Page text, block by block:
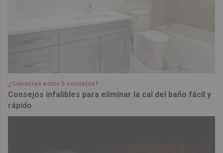
¿Conocías estos 5 consejos?
Consejos infalibles para eliminar la cal del baño fácil y
rápido